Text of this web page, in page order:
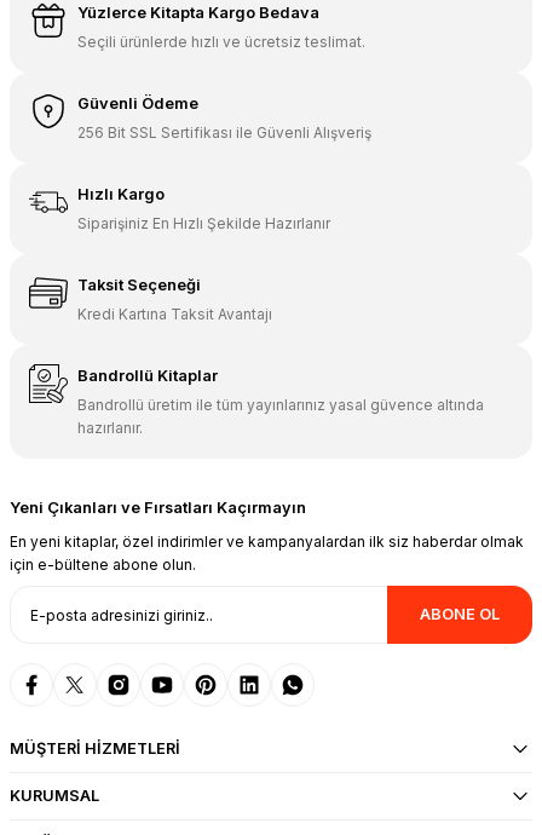
Yüzlerce Kitapta Kargo Bedava
Seçili ürünlerde hızlı ve ücretsiz teslimat.
Güvenli Ödeme
256 Bit SSL Sertifikası ile Güvenli Alışveriş
Hızlı Kargo
Siparişiniz En Hızlı Şekilde Hazırlanır
Taksit Seçeneği
Kredi Kartına Taksit Avantajı
Bandrollü Kitaplar
Bandrollü üretim ile tüm yayınlarınız yasal güvence altında
hazırlanır.
Yeni Çıkanları ve Fırsatları Kaçırmayın
En yeni kitaplar, özel indirimler ve kampanyalardan ilk siz haberdar olmak
için e-bültene abone olun.
ABONE OL
MÜŞTERİ HİZMETLERİ
KURUMSAL